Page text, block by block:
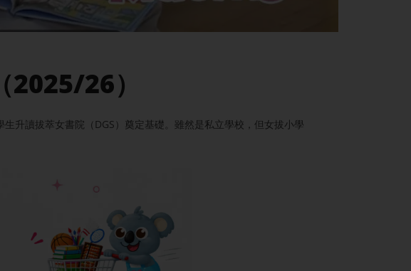
26）
生升讀拔萃女書院（DGS）奠定基礎。雖然是私立學校，但女拔小學